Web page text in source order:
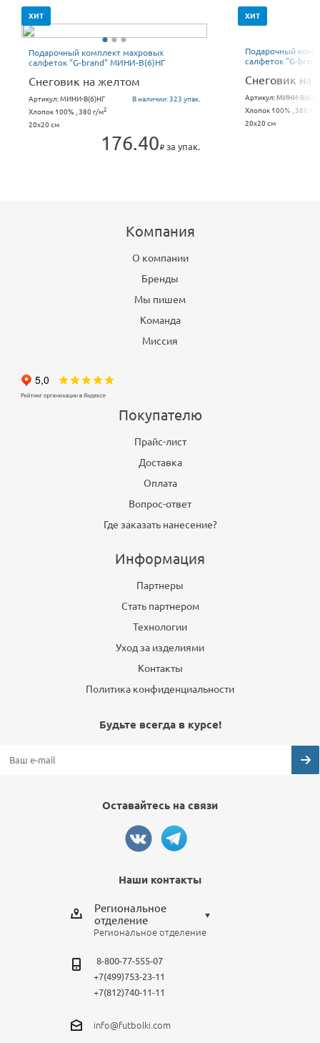
ХИТ
Подарочный комплект махровых
салфеток "G-brand" МИНИ-В(6)НГ
Снеговик на желтом
Артикул:МИНИ-В(6)НГ В наличии:323 упак.
Хлопок 100% , 380 г/м2
20x20 см
176.40 за упак.
ХИТ
Подарочный
салфеток "G-
Снеговик на
Артикул:МИНИ-
Хлопок 100% , 380 г/м
20x20 см
Компания
О компании
Бренды
Мы пишем
Команда
Миссия
Покупателю
Прайс-лист
Доставка
Оплата
Вопрос-ответ
Где заказать нанесение?
Информация
Партнеры
Стать партнером
Технологии
Уход за изделиями
Контакты
Политика конфиденциальности
Будьте всегда в курсе!
Оставайтесь на связи
Наши контакты
Региональное
отделение
Выберите отделение
Региональное отделение
Санкт-Петербург
Региональное отделение
8-800-77-555-07
+7(499)753-23-11
+7(812)740-11-11
info@futbolki.com